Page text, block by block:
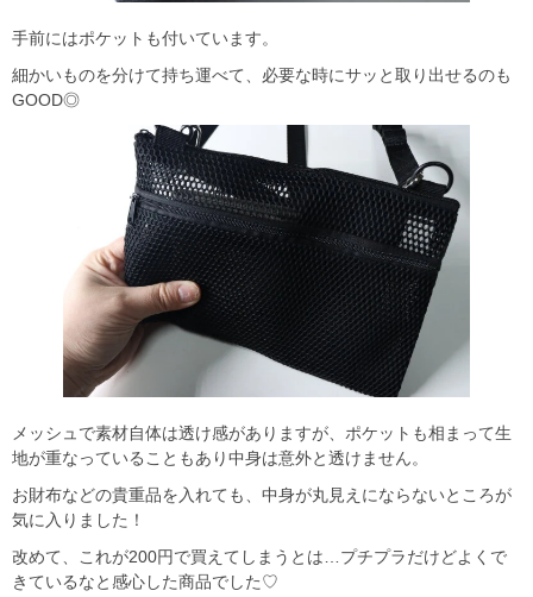
手前にはポケットも付いています。
細かいものを分けて持ち運べて、必要な時にサッと取り出せるのも
GOOD◎
メッシュで素材自体は透け感がありますが、ポケットも相まって生
地が重なっていることもあり中身は意外と透けません。
お財布などの貴重品を入れても、中身が丸見えにならないところが
気に入りました！
改めて、これが200円で買えてしまうとは…プチプラだけどよくで
きているなと感心した商品でした♡